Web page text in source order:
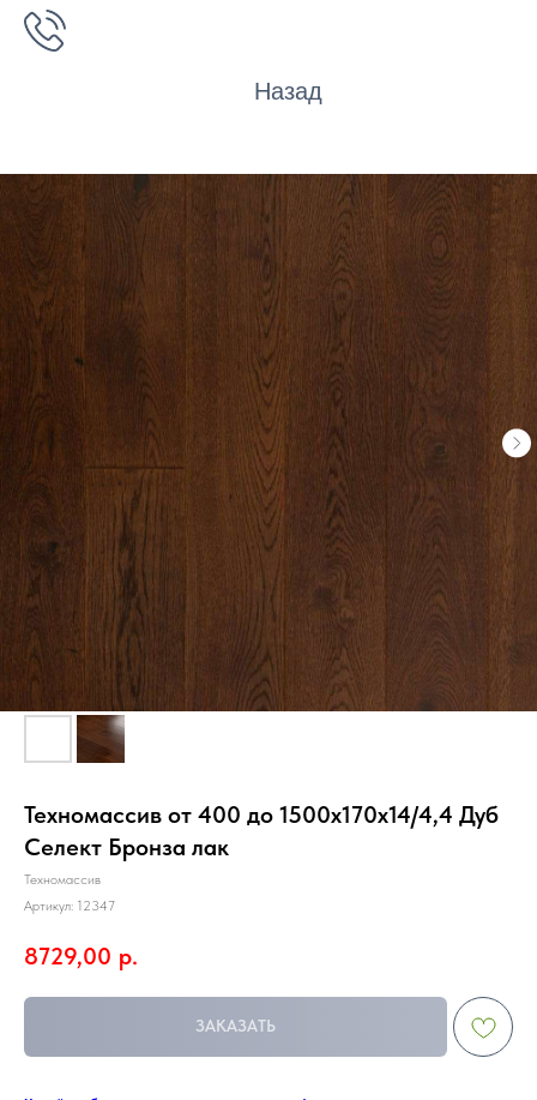
Назад
Техномассив от 400 до 1500х170х14/4,4 Дуб
Селект Бронза лак
Техномассив
Артикул: 12347
8729,00 р.
ЗАКАЗАТЬ